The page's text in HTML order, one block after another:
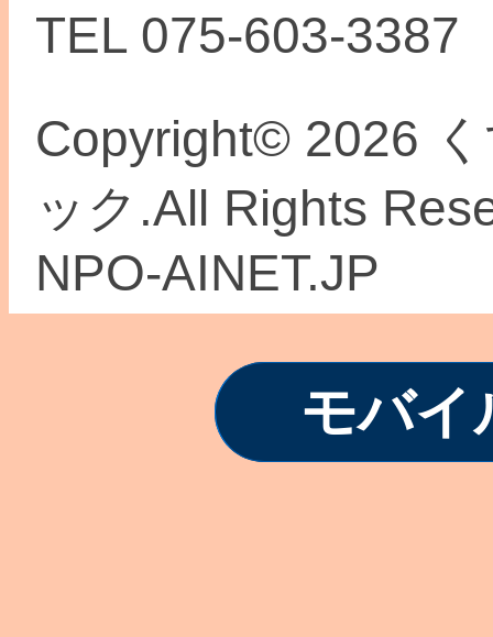
TEL 075-603-3387
Copyright© 2026
ック.All Rights
NPO-AINET.JP
モバイ